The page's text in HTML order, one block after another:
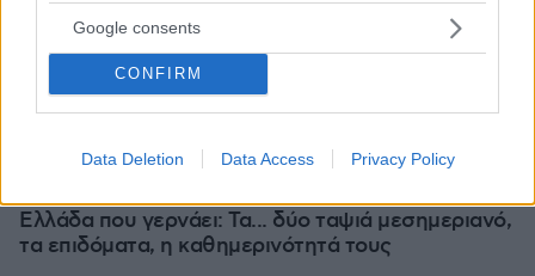
Google consents
CONFIRM
Data Deletion Data Access Privacy Policy
Ελλάδα που γερνάει: Τα... δύο ταψιά μεσημεριανό,
τα επιδόματα, η καθημερινότητά τους
07.08.2026, 15:59